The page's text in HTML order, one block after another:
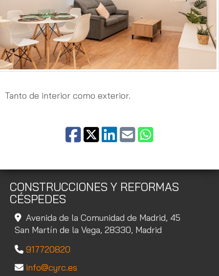
Tanto de interior como exterior.
CONSTRUCCIONES Y REFORMAS
CÉSPEDES
Avenida de la Comunidad de Madrid, 45
San Martín de la Vega, 28330, Madrid
917720820
info
cyrc.es